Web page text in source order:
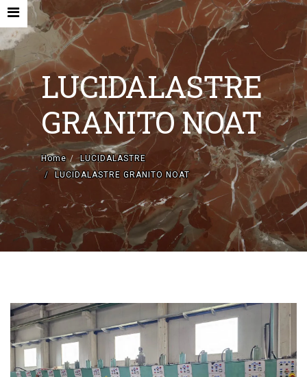
HOME
AZIENDA
MACCHINE NUOVE E ACCESSORI
MACCHINE USATE
CONTATTI
IT
CATEGORIE
LUCIDALASTRE
GRANITO NOAT
Home
LUCIDALASTRE
LUCIDALASTRE GRANITO NOAT